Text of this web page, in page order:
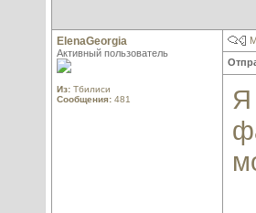
ElenaGeorgia
Активный пользователь
Из: Тбилиси
Сообщения: 481
Я